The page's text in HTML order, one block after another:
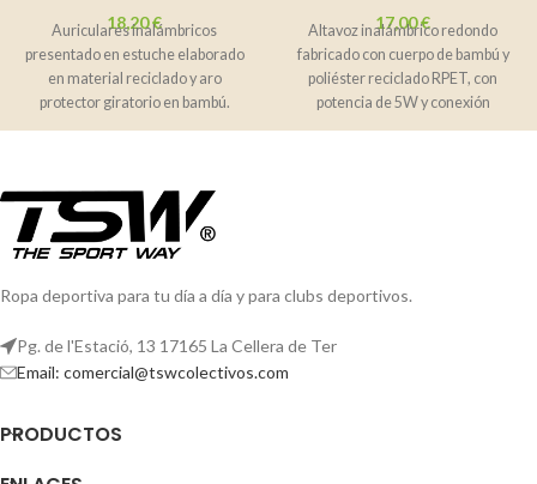
18,20€
Auriculares inalámbricos
presentado en estuche elaborado
en material reciclado y aro
protector giratorio en bambú.
Cuenta con función manos libres
17,00€
Altavoz inalámbrico redondo
fabricado con cuerpo de bambú y
poliéster reciclado RPET, con
potencia de 5W y conexión
Bluetooth. Distancia
Ropa deportiva para tu día a día y para clubs deportivos.
Pg. de l'Estació, 13 17165 La Cellera de Ter
Email: comercial@tswcolectivos.com
PRODUCTOS